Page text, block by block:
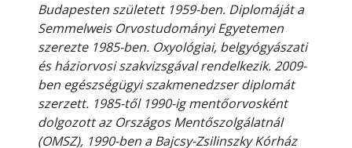
Budapesten született 1959-ben. Diplomáját a
Semmelweis Orvostudományi Egyetemen
szerezte 1985-ben. Oxyológiai, belgyógyászati
és háziorvosi szakvizsgával rendelkezik. 2009-
ben egészségügyi szakmenedzser diplomát
szerzett. 1985-től 1990-ig mentőorvosként
dolgozott az Országos Mentőszolgálatnál
(OMSZ), 1990-ben a Bajcsy-Zsilinszky Kórház